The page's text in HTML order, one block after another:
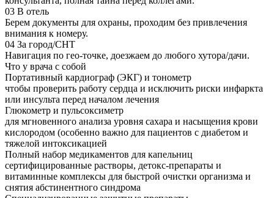
03 В отель
Берем документы для охраны, проходим без привлечения
внимания к номеру.
04 За город/СНТ
Навигация по гео-точке, доезжаем до любого хутора/дачи.
Что у врача с собой
Портативный кардиограф (ЭКГ) и тонометр
чтобы проверить работу сердца и исключить риски инфаркта
или инсульта перед началом лечения
Глюкометр и пульсоксиметр
для мгновенного анализа уровня сахара и насыщения крови
кислородом (особенно важно для пациентов с диабетом и
тяжелой интоксикацией
Полный набор медикаментов для капельниц
сертифицированные растворы, детокс-препараты и
витаминные комплексы для быстрой очистки организма и
снятия абстинентного синдрома